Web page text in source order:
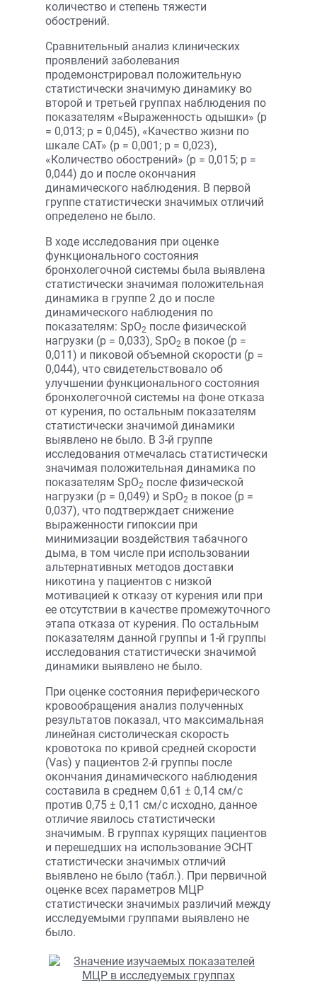
количество и степень тяжести
обострений.
Сравнительный анализ клинических
проявлений заболевания
продемонстрировал положительную
статистически значимую динамику во
второй и третьей группах наблюдения по
показателям «Выраженность одышки» (р
= 0,013; р = 0,045), «Качество жизни по
шкале CAT» (р = 0,001; р = 0,023),
«Количество обострений» (р = 0,015; р =
0,044) до и после окончания
динамического наблюдения. В первой
группе статистически значимых отличий
определено не было.
В ходе исследования при оценке
функционального состояния
бронхолегочной системы была выявлена
статистически значимая положительная
динамика в группе 2 до и после
динамического наблюдения по
показателям: SpО2 после физической
нагрузки (р = 0,033), SpО2 в покое (р =
0,011) и пиковой объемной скорости (р =
0,044), что свидетельствовало об
улучшении функционального состояния
бронхолегочной системы на фоне отказа
от курения, по остальным показателям
статистически значимой динамики
выявлено не было. В 3-й группе
исследования отмечалась статистически
значимая положительная динамика по
показателям SpО2 после физической
нагрузки (р = 0,049) и SpО2 в покое (р =
0,037), что подтверждает снижение
выраженности гипоксии при
минимизации воздействия табачного
дыма, в том числе при использовании
альтернативных методов доставки
никотина у пациентов с низкой
мотивацией к отказу от курения или при
ее отсутствии в качестве промежуточного
этапа отказа от курения. По остальным
показателям данной группы и 1-й группы
исследования статистически значимой
динамики выявлено не было.
При оценке состояния периферического
кровообращения анализ полученных
результатов показал, что максимальная
линейная систолическая скорость
кровотока по кривой средней скорости
(Vas) у пациентов 2-й группы после
окончания динамического наблюдения
составила в среднем 0,61 ± 0,14 см/с
против 0,75 ± 0,11 см/с исходно, данное
отличие явилось статистически
значимым. В группах курящих пациентов
и перешедших на использование ЭСНТ
статистически значимых отличий
выявлено не было (табл.). При первичной
оценке всех параметров МЦР
статистически значимых различий между
исследуемыми группами выявлено не
было.